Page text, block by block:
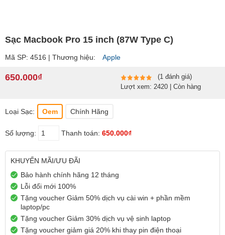
Sạc Macbook Pro 15 inch (87W Type C)
Mã SP: 4516 | Thương hiệu: Apple
650.000₫
(1 đánh giá)
Lượt xem: 2420 | Còn hàng
Loại Sạc: Oem Chính Hãng
Số lượng: Thanh toán: 650.000₫
KHUYẾN MÃI/ƯU ĐÃI
Bảo hành chính hãng 12 tháng
Lỗi đổi mới 100%
Tặng voucher Giảm 50% dịch vụ cài win + phần mềm
laptop/pc
Tặng voucher Giảm 30% dịch vụ vệ sinh laptop
Tặng voucher giảm giá 20% khi thay pin điện thoại